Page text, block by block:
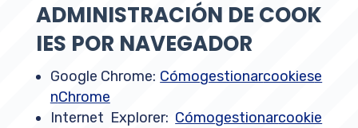
ADMINISTRACIÓN DE COOK
IES POR NAVEGADOR
Google Chrome: Cómogestionarcookiese
nChrome
Internet Explorer: Cómogestionarcookie